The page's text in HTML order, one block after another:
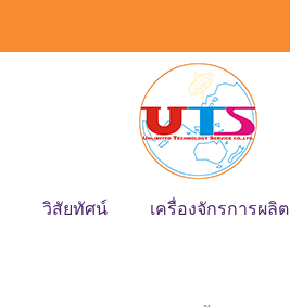
วิสัยทัศน์ เครื่องจักรการผลิต